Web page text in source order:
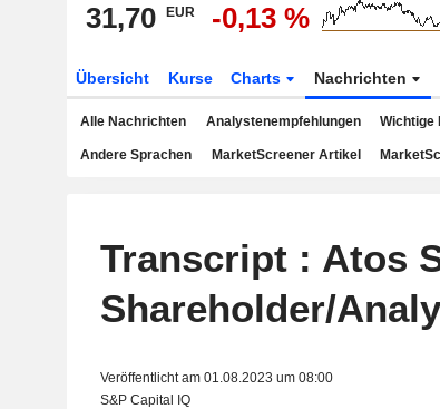
31,70 EUR -0,13 %
Übersicht Kurse Charts Nachrichten
Alle Nachrichten Analystenempfehlungen Wichtige
Andere Sprachen MarketScreener Artikel
Transcript : Atos
Shareholder/
Veröffentlicht am 01.08.2023 um 08:00
S&P Capital IQ